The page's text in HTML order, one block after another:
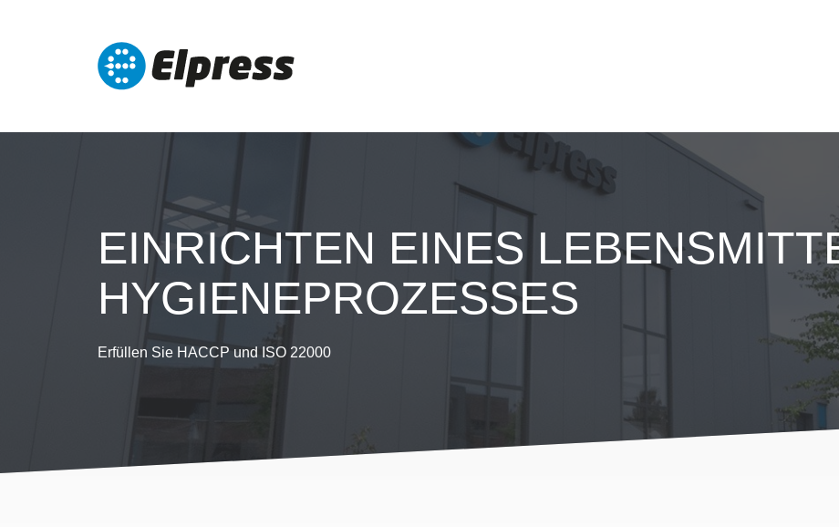
EINRICHTEN EINES
HYGIENEPROZESSES
Erfüllen Sie HACCP und ISO 22000